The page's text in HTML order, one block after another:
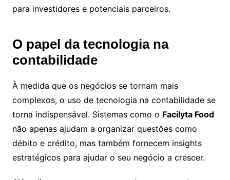
para investidores e potenciais parceiros.
O papel da tecnologia na
contabilidade
À medida que os negócios se tornam mais
complexos, o uso de tecnologia na contabilidade se
torna indispensável. Sistemas como o Facilyta Food
não apenas ajudam a organizar questões como
débito e crédito, mas também fornecem insights
estratégicos para ajudar o seu negócio a crescer.